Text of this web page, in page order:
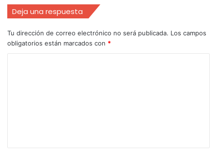
Deja una respuesta
Tu dirección de correo electrónico no será publicada. Los campos
obligatorios están marcados con *